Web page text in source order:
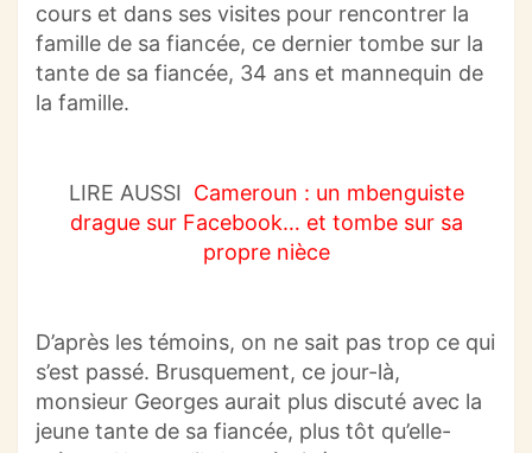
cours et dans ses visites pour rencontrer la
famille de sa fiancée, ce dernier tombe sur la
tante de sa fiancée, 34 ans et mannequin de
la famille.
LIRE AUSSI Cameroun : un mbenguiste
drague sur Facebook… et tombe sur sa
propre nièce
D’après les témoins, on ne sait pas trop ce qui
s’est passé. Brusquement, ce jour-là,
monsieur Georges aurait plus discuté avec la
jeune tante de sa fiancée, plus tôt qu’elle-